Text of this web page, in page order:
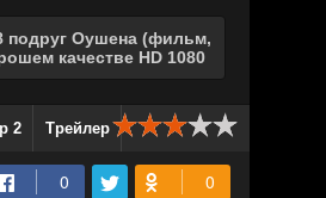
подруг Оушена (фильм,
качестве HD 1080
2 Трейлер